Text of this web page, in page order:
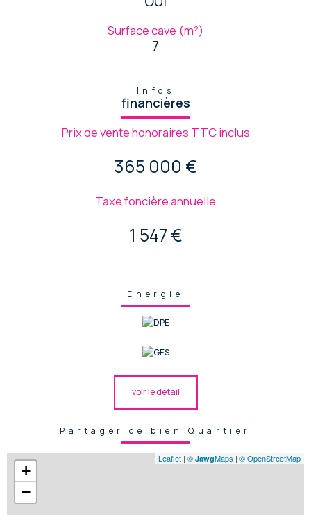
Surface cave (m²)
7
Infos
financières
Prix de vente honoraires TTC inclus
365 000 €
Taxe foncière annuelle
1 547 €
Energie
voir le détail
Partager ce bien Quartier
+
−
Leaflet | © JawgMaps | © OpenStreetMap